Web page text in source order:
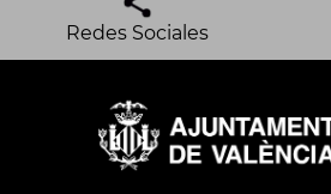
Redes Sociales